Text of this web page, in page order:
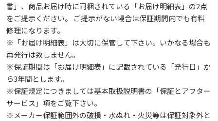
書」、商品お届け時に同梱されている「お届け明細表」の2点
をご提示ください。 ご提示がない場合は保証期間内でも有料
修理になります。
※「お届け明細表」は⼤切に保管して下さい。いかなる場合も
再発⾏は致しません。
※保証期間は「お届け明細表」に記載されている「発⾏⽇」か
ら3年間とします。
※保証規定につきましては基本取扱説明書の「保証とアフター
サービス」項をご覧下さい。
※メーカー保証範囲外の破損・水ぬれ・火災等は保証対象外と